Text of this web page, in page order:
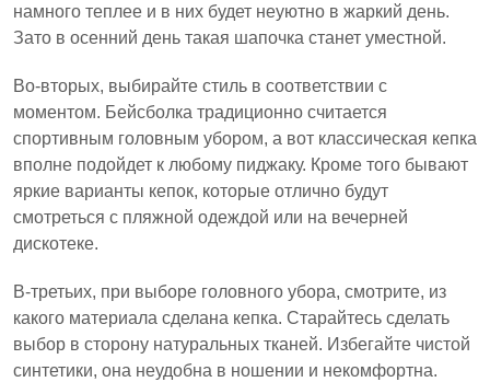
намного теплее и в них будет неуютно в жаркий день.
Зато в осенний день такая шапочка станет уместной.
Во-вторых, выбирайте стиль в соответствии с
моментом. Бейсболка традиционно считается
спортивным головным убором, а вот классическая кепка
вполне подойдет к любому пиджаку. Кроме того бывают
яркие варианты кепок, которые отлично будут
смотреться с пляжной одеждой или на вечерней
дискотеке.
В-третьих, при выборе головного убора, смотрите, из
какого материала сделана кепка. Старайтесь сделать
выбор в сторону натуральных тканей. Избегайте чистой
синтетики, она неудобна в ношении и некомфортна.